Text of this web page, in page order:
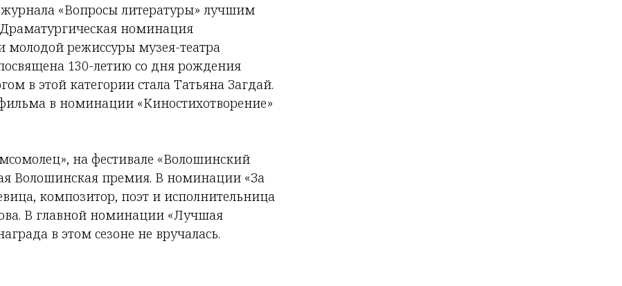
журнала «Вопросы литературы» лучшим
номинация
молодой режиссуры музея-театра
130-летию со дня рождения
в этой категории стала Татьяна Загдай.
в номинации «Киностихотворение»
на фестивале «Волошинский
Волошинская премия. В номинации «За
композитор, поэт и исполнительница
В главной номинации «Лучшая
в этом сезоне не вручалась.